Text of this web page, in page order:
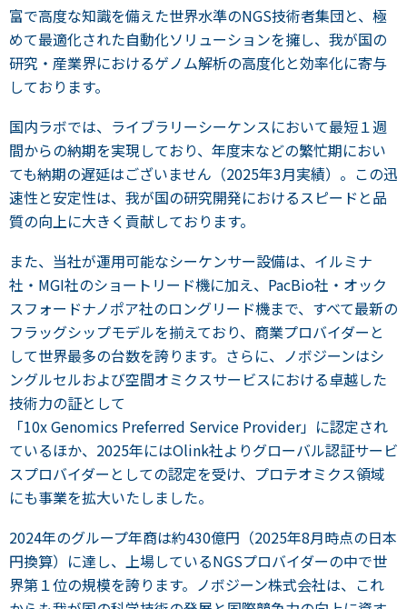
富で高度な知識を備えた世界水準のNGS技術者集団と、極
めて最適化された自動化ソリューションを擁し、我が国の
研究・産業界におけるゲノム解析の高度化と効率化に寄与
しております。
国内ラボでは、ライブラリーシーケンスにおいて最短１週
間からの納期を実現しており、年度末などの繁忙期におい
ても納期の遅延はございません（2025年3月実績）。この迅
速性と安定性は、我が国の研究開発におけるスピードと品
質の向上に大きく貢献しております。
また、当社が運用可能なシーケンサー設備は、イルミナ
社・MGI社のショートリード機に加え、PacBio社・オック
スフォードナノポア社のロングリード機まで、すべて最新の
フラッグシップモデルを揃えており、商業プロバイダーと
して世界最多の台数を誇ります。さらに、ノボジーンはシ
ングルセルおよび空間オミクスサービスにおける卓越した
技術力の証として
「10x Genomics Preferred Service Provider」に認定され
ているほか、2025年にはOlink社よりグローバル認証サービ
スプロバイダーとしての認定を受け、プロテオミクス領域
にも事業を拡大いたしました。
2024年のグループ年商は約430億円（2025年8月時点の日本
円換算）に達し、上場しているNGSプロバイダーの中で世
界第１位の規模を誇ります。ノボジーン株式会社は、これ